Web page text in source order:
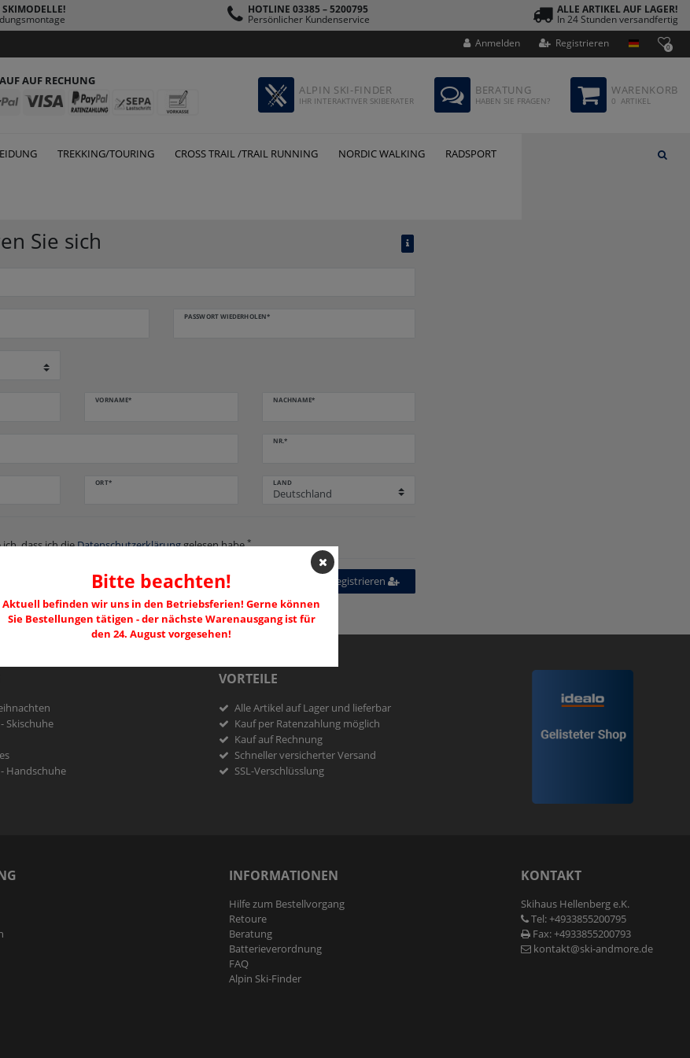
SKIMODELLE! HOTLINE 03385 – 5200795
Persönlicher Kundenservice
ALLE ARTIKEL AUF LAGER!
In 24 Stunden versandfertig
Anmelden
Registrieren 0
AUF RECHUNG
ALPIN SKI-FINDER
IHR INTERAKTIVER SKIBERATER
BERATUNG
HABEN SIE FRAGEN?
WARENKORB
0 ARTIKEL
TREKKING/TOURING CROSS TRAIL /TRAIL RUNNING NORDIC WALKING RADSPORT
Sie sich
PASSWORT WIEDERHOLEN*
VORNAME* NACHNAME*
NR.*
ORT* LAND
dass ich dieDaten­schutz­erklärunggelesen habe.*
Registrieren
Skischuhe
Handschuhe
VORTEILE
Alle Artikel auf Lager und lieferbar
Kauf per Ratenzahlung möglich
Kauf auf Rechnung
Schneller versicherter Versand
SSL-Verschlüsslung
INFORMATIONEN
Hilfe zum Bestellvorgang
Retoure
Beratung
Batterieverordnung
FAQ
Alpin Ski-Finder
KONTAKT
Skihaus Hellenberg e.K.
Tel: +4933855200795
Fax: +4933855200793
kontakt@ski-andmore.de
Bitte beachten!
Aktuell befinden wir uns in den Betriebsferien! Gerne können
Sie Bestellungen tätigen - der nächste Warenausgang ist für
den 24. August vorgesehen!